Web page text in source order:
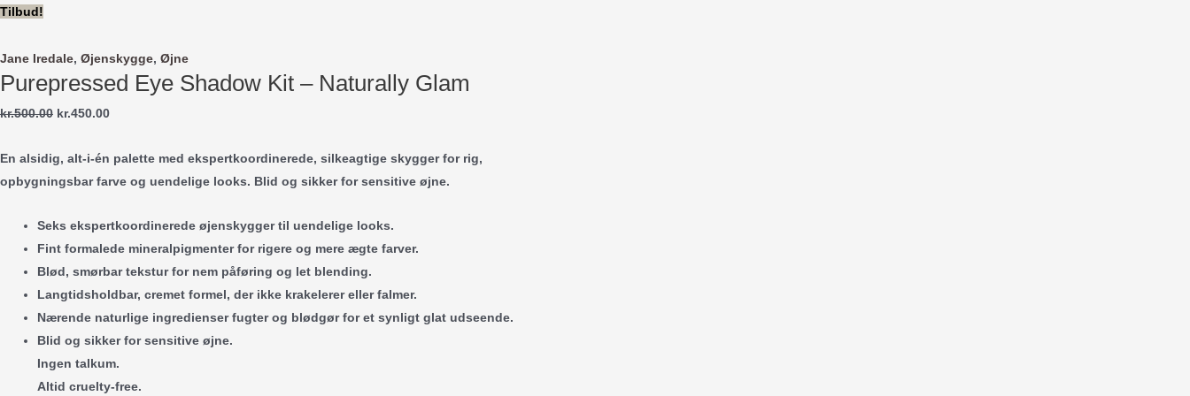
Gå
indholdet
Tilbud!
Jane Iredale, Øjenskygge, Øjne
Purepressed Eye Shadow Kit – Naturally Glam
kr.500.00 Den
pris
var:
kr.450.00Den
pris
er:
En alsidig, alt-i-én palette med ekspertkoordinerede, silkeagtige skygger for rig,
opbygningsbar farve og uendelige looks. Blid og sikker for sensitive øjne.
Seks ekspertkoordinerede øjenskygger til uendelige looks.
Fint formalede mineralpigmenter for rigere og mere ægte farver.
Blød, smørbar tekstur for nem påføring og let blending.
Langtidsholdbar, cremet formel, der ikke krakelerer eller falmer.
Nærende naturlige ingredienser fugter og blødgør for et synligt glat udseende.
Blid og sikker for sensitive øjne.
Ingen talkum.
Altid cruelty-free.